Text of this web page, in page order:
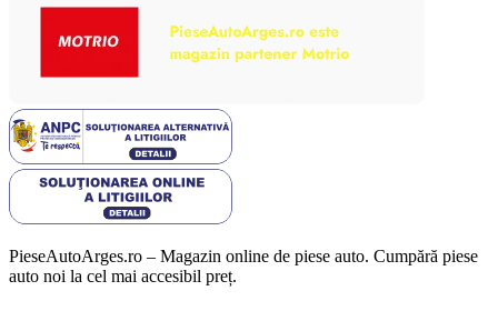
PieseAutoArges.ro – Magazin online de piese auto. Cumpără piese
auto noi la cel mai accesibil preț.